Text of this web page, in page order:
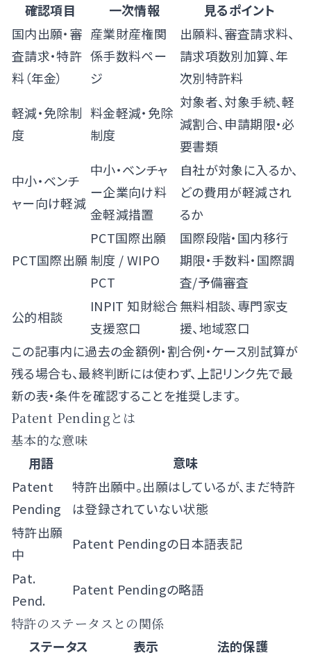
確認項目
一次情報
見るポイント
国内出願・審
査請求・特許
料（年金）
産業財産権関
係手数料ペー
ジ
出願料、審査請求料、
請求項数別加算、年
次別特許料
軽減・免除制
度
料金軽減・免除
制度
対象者、対象手続、軽
減割合、申請期限・必
要書類
中小・ベンチ
ャー向け軽減
中小・ベンチャ
ー企業向け料
金軽減措置
自社が対象に入るか、
どの費用が軽減され
るか
PCT国際出願
PCT国際出願
制度 /WIPO
PCT
国際段階・国内移行
期限・手数料・国際調
査/予備審査
公的相談
INPIT 知財総合
支援窓口
無料相談、専門家支
援、地域窓口
この記事内に過去の金額例・割合例・ケース別試算が
残る場合も、最終判断には使わず、上記リンク先で最
新の表・条件を確認することを推奨します。
Patent Pendingとは
基本的な意味
用語
意味
Patent
Pending
特許出願中。出願はしているが、まだ特許
は登録されていない状態
特許出願
中
Patent Pendingの日本語表記
Pat.
Pend.
Patent Pendingの略語
特許のステータスとの関係
ステータス
表示 法的保護